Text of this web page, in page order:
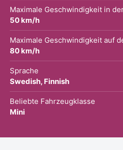
Maximale Geschwindigkeit in
50 km/h
Maximale Geschwindigkeit auf
80 km/h
Sprache
Swedish, Finnish
Beliebte Fahrzeugklasse
Mini